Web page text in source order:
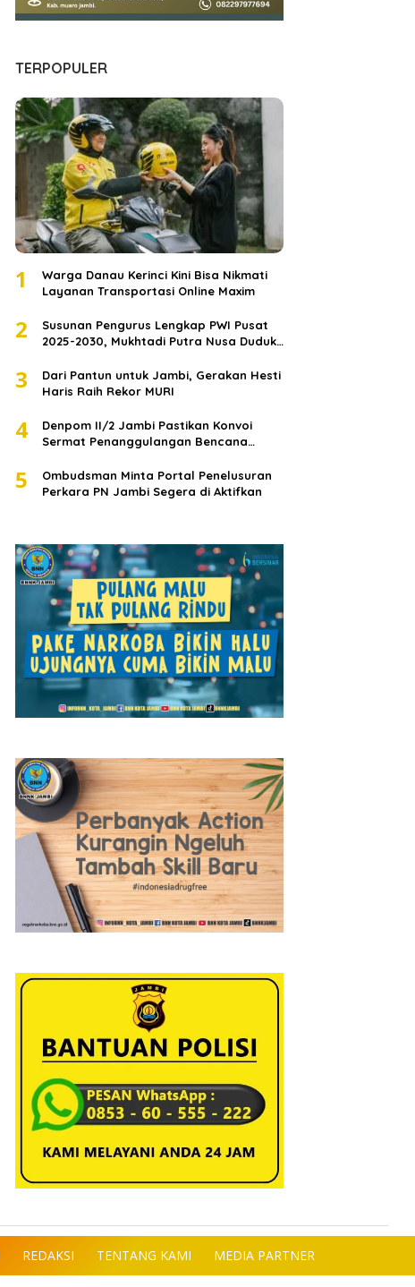
TERPOPULER
1
Warga Danau Kerinci Kini Bisa Nikmati
Layanan Transportasi Online Maxim
2
Susunan Pengurus Lengkap PWI Pusat
2025-2030, Mukhtadi Putra Nusa Duduki
3
Dari Pantun untuk Jambi, Gerakan Hesti
Haris Raih Rekor MURI
4
Denpom II/2 Jambi Pastikan Konvoi
Sermat Penanggulangan Bencana
5
Ombudsman Minta Portal Penelusuran
Perkara PN Jambi Segera di Aktifkan
REDAKSI TENTANG KAMI MEDIA PARTNER